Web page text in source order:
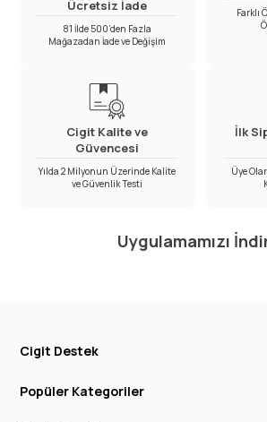
Ücretsiz İade
81 İlde 500’den Fazla
Mağazadan İade ve Değişim
Farklı
Cigit Kalite ve
Güvencesi
Yılda 2 Milyonun Üzerinde Kalite
ve Güvenlik Testi
İlk
Üye
Uygulamamızı
Cigit Destek
Popüler Kategoriler